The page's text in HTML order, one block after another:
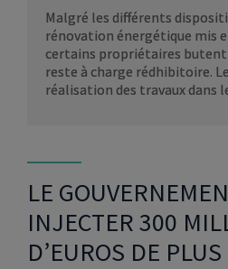
Malgré les différents
rénovation énergétique mis
certains propriétaires
reste à charge rédhibitoire.
réalisation des travaux dans
LE
INJECTER 300
D’EUROS DE PLUS